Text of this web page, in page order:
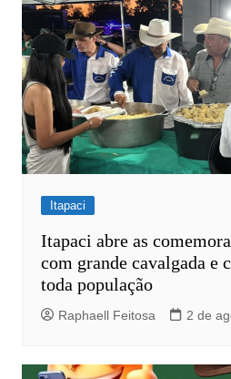
Itapaci
Itapaci abre as
com grande cavalgada e
toda população
Raphaell Feitosa 2 de